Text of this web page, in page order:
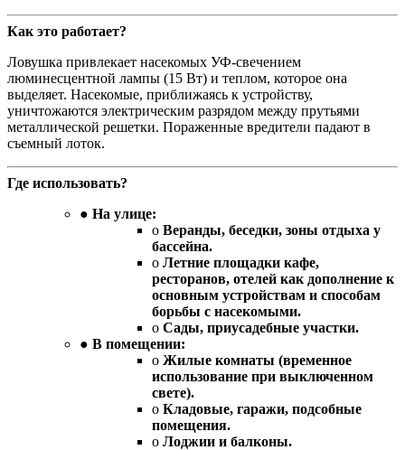
Как это работает?
Ловушка привлекает насекомых УФ-свечением
люминесцентной лампы (15 Вт) и теплом, которое она
выделяет. Насекомые, приближаясь к устройству,
уничтожаются электрическим разрядом между прутьями
металлической решетки. Пораженные вредители падают в
съемный лоток.
Где использовать?
● На улице:
o Веранды, беседки, зоны отдыха у
бассейна.
o Летние площадки кафе,
ресторанов, отелей как дополнение к
основным устройствам и способам
борьбы с насекомыми.
o Сады, приусадебные участки.
● В помещении:
o Жилые комнаты (временное
использование при выключенном
свете).
o Кладовые, гаражи, подсобные
помещения.
o Лоджии и балконы.